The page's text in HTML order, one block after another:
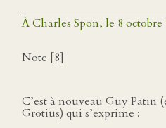
À Charles Spon, le 8 octobre
Note [8]
C’est à nouveau Guy Patin
Grotius) qui s’exprime :